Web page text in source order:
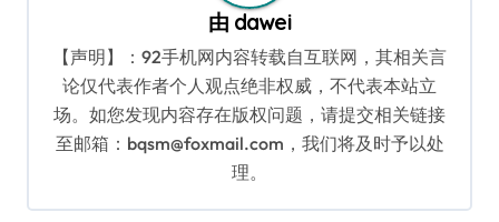
由 dawei
【声明】：92手机网内容转载自互联网，其相关言
论仅代表作者个人观点绝非权威，不代表本站立
场。如您发现内容存在版权问题，请提交相关链接
至邮箱：bqsm@foxmail.com，我们将及时予以处
理。